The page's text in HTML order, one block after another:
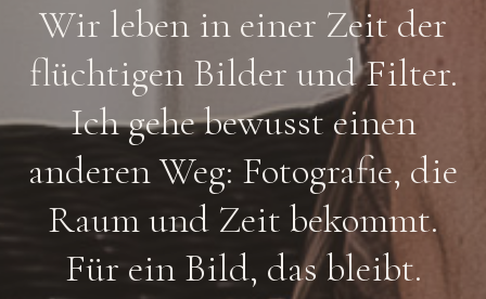
Wir leben in einer Zeit der
flüchtigen Bilder und Filter.
Ich gehe bewusst einen
anderen Weg: Fotografie, die
Raum und Zeit bekommt.
Für ein Bild, das bleibt.